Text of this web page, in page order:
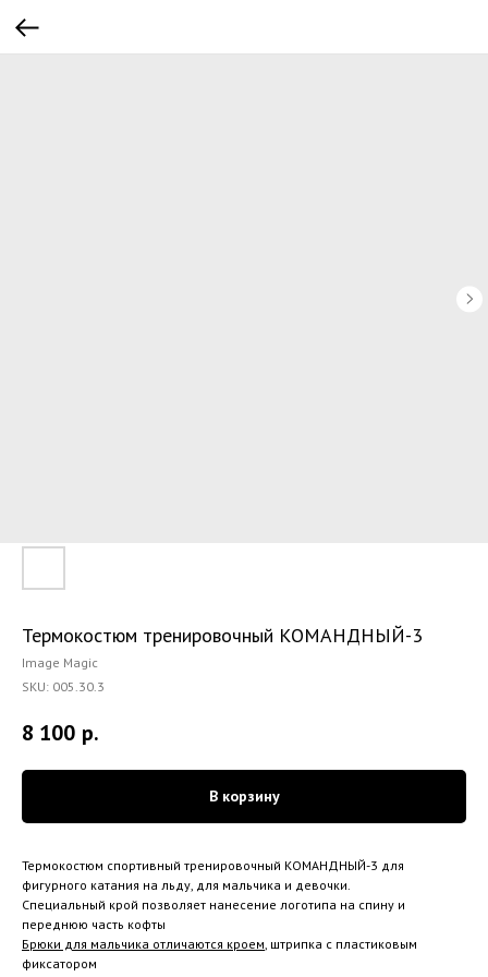
Термокостюм тренировочный КОМАНДНЫЙ-3
Image Magic
SKU: 005.30.3
8 100 р.
В корзину
Термокостюм спортивный тренировочный КОМАНДНЫЙ-3 для
фигурного катания на льду, для мальчика и девочки.
Специальный крой позволяет нанесение логотипа на спину и
переднюю часть кофты
Брюки для мальчика отличаются кроем , штрипка с пластиковым
фиксатором